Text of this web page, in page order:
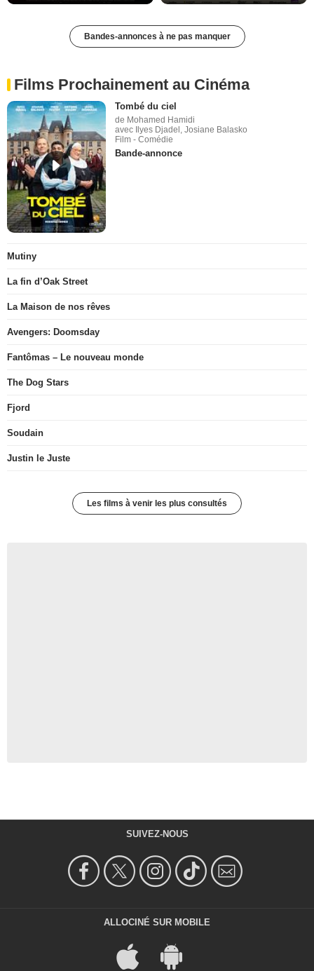
Bandes-annonces à ne pas manquer
Films Prochainement au Cinéma
Tombé du ciel
de Mohamed Hamidi
avec Ilyes Djadel, Josiane Balasko
Film - Comédie
Bande-annonce
Mutiny
La fin d’Oak Street
La Maison de nos rêves
Avengers: Doomsday
Fantômas – Le nouveau monde
The Dog Stars
Fjord
Soudain
Justin le Juste
Les films à venir les plus consultés
SUIVEZ-NOUS
ALLOCINÉ SUR MOBILE